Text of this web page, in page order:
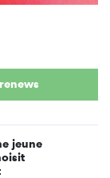
jeune